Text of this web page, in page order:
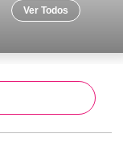
Ver Todos